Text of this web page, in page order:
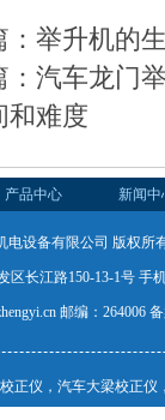
举升机的
汽车龙门
和难度
产品中心 新闻中
电设备有限公司 版权所
长江路150-13-1号 手
邮编：264006
正仪 ， 汽车大梁校正仪